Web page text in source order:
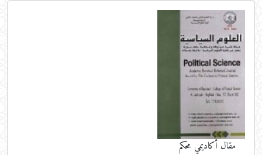
مقال أكاديمي محكم